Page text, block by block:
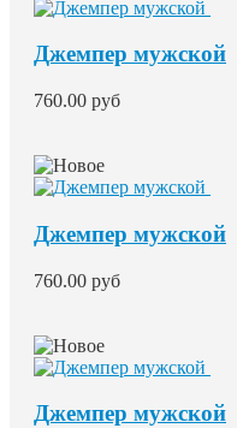
Джемпер мужской
760.00 руб
Джемпер мужской
760.00 руб
Джемпер мужской